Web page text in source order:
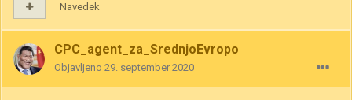
Navedek
CPC_agent_za_SrednjoEvropo
Objavljeno 29. september 2020